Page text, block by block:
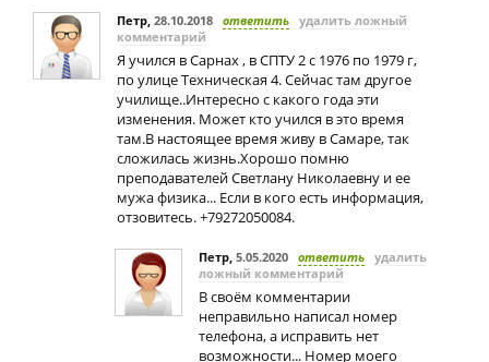
Петр, 28.10.2018 ответить удалить ложный
комментарий
Я учился в Сарнах , в СПТУ 2 с 1976 по 1979 г,
по улице Техническая 4. Сейчас там другое
училище..Интересно с какого года эти
изменения. Может кто учился в это время
там.В настоящее время живу в Самаре, так
сложилась жизнь.Хорошо помню
преподавателей Светлану Николаевну и ее
мужа физика... Если в кого есть информация,
отзовитесь. +79272050084.
Петр, 5.05.2020 ответить удалить
ложный комментарий
В своём комментарии
неправильно написал номер
телефона, а исправить нет
возможности... Номер моего